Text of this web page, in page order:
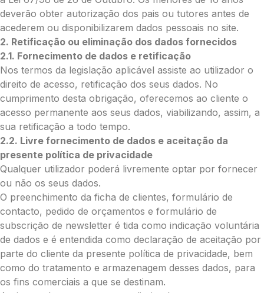
O que deseja enviar?
Ramo de Flores
Palma
Cruz
Coração
Ramo de Flores:
Opção 1 (€25)
Opção 2 (€30)
Opção 3 (€35)
Opção 4 (€40)
Opção 5 (€45)
Opção 6 (€50)
Opção 7 (€55)
Opção 8 (€60)
Opção 9 (€65)
Palma:
Pequena (€85)
deverão obter autorização dos pais ou tutores antes de
acederem ou disponibilizarem dados pessoais no site.
2. Retificação ou eliminação dos dados fornecidos
2.1. Fornecimento de dados e retificação
Nos termos da legislação aplicável assiste ao utilizador o
direito de acesso, retificação dos seus dados. No
cumprimento desta obrigação, oferecemos ao cliente o
acesso permanente aos seus dados, viabilizando, assim, a
sua retificação a todo tempo.
2.2. Livre fornecimento de dados e aceitação da
presente política de privacidade
Qualquer utilizador poderá livremente optar por fornecer
ou não os seus dados.
O preenchimento da ficha de clientes, formulário de
contacto, pedido de orçamentos e formulário de
subscrição de newsletter é tida como indicação voluntária
de dados e é entendida como declaração de aceitação por
parte do cliente da presente política de privacidade, bem
como do tratamento e armazenagem desses dados, para
os fins comerciais a que se destinam.